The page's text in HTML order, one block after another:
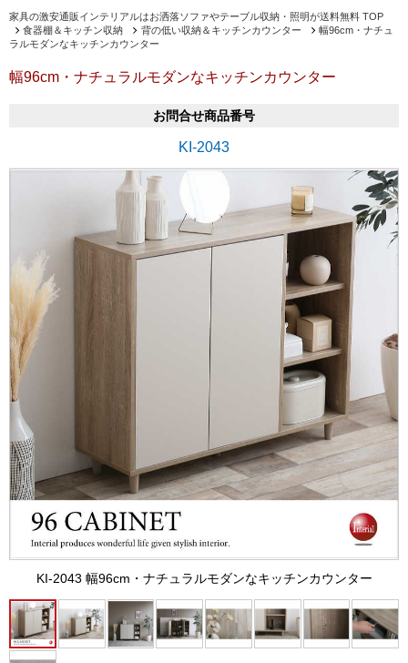
家具の激安通販インテリアルはお洒落ソファやテーブル収納・照明が送料無料 TOP
食器棚＆キッチン収納
背の低い収納＆キッチンカウンター
幅96cm・ナチュ
ラルモダンなキッチンカウンター
幅96cm・ナチュラルモダンなキッチンカウンター
お問合せ商品番号
KI-2043
KI-2043 幅96cm・ナチュラルモダンなキッチンカウンター